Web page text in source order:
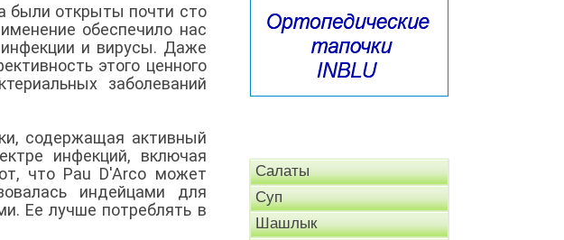
были открыты почти сто
обеспечило нас
инфекции и вирусы. Даже
этого ценного
заболеваний
содержащая активный
инфекций, включая
что Pau D'Arco может
индейцами для
Ее лучше потреблять в
Салаты
Суп
Шашлык